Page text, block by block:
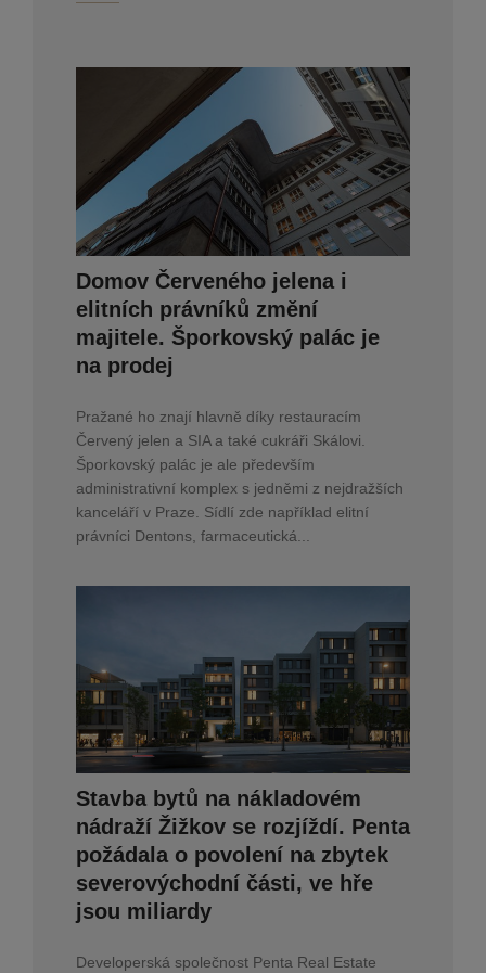
Domov Červeného jelena i
elitních právníků změní
majitele. Šporkovský palác je
na prodej
Pražané ho znají hlavně díky restauracím
Červený jelen a SIA a také cukráři Skálovi.
Šporkovský palác je ale především
administrativní komplex s jedněmi z nejdražších
kanceláří v Praze. Sídlí zde například elitní
právníci Dentons, farmaceutická...
Stavba bytů na nákladovém
nádraží Žižkov se rozjíždí. Penta
požádala o povolení na zbytek
severovýchodní části, ve hře
jsou miliardy
Developerská společnost Penta Real Estate